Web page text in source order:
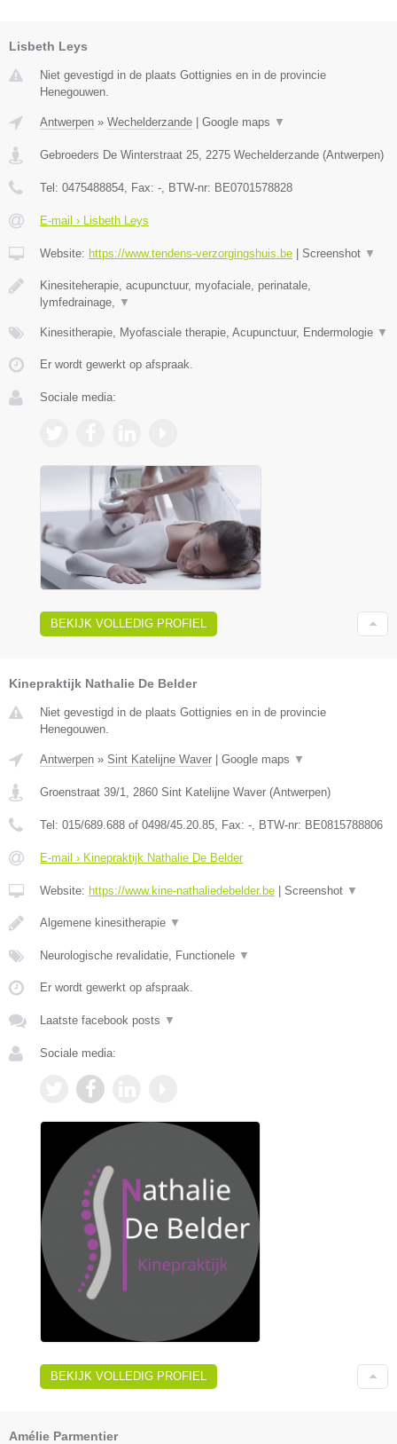
Lisbeth Leys
Niet gevestigd in de plaats Gottignies en in de provincie
Henegouwen.
Antwerpen » Wechelderzande Google maps ▼
Gebroeders De Winterstraat 25, 2275 Wechelderzande (Antwerpen)
Tel: 0475488854, Fax: -, BTW-nr: BE0701578828
E-mail › Lisbeth Leys
Website: https://www.tendens-verzorgingshuis.be Screenshot ▼
Kinesiteherapie, acupunctuur, myofaciale, perinatale,
lymfedrainage, ▼
Kinesitherapie, Myofasciale therapie, Acupunctuur, Endermologie ▼
Er wordt gewerkt op afspraak.
Sociale media:
BEKIJK VOLLEDIG PROFIEL
Kinepraktijk Nathalie De Belder
Niet gevestigd in de plaats Gottignies en in de provincie
Henegouwen.
Antwerpen » Sint Katelijne Waver Google maps ▼
Groenstraat 39/1 2860 Sint Katelijne Waver (Antwerpen)
Tel: 015/689.688 of 0498/45.20.85 , Fax: - , BTW-nr: BE0815788806
E-mail › Kinepraktijk Nathalie De Belder
Website: https://www.kine-nathaliedebelder.be Screenshot ▼
Algemene kinesitherapie ▼
Neurologische revalidatie, Functionele ▼
Er wordt gewerkt op afspraak.
Laatste facebook posts ▼
Sociale media:
BEKIJK VOLLEDIG PROFIEL
Amélie Parmentier